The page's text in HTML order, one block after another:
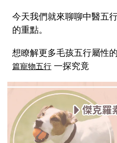
今天我們就來聊聊中醫五
的重點。
想瞭解更多毛孩五行屬性
篇寵物五行 一探究竟